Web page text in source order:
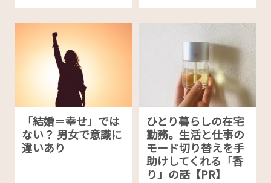
「結婚＝幸せ」では
ない？ 男女で意識に
違いあり
ひとり暮らしの在宅
勤務。生活と仕事の
モード切り替えを手
助けしてくれる「香
り」の話【PR】